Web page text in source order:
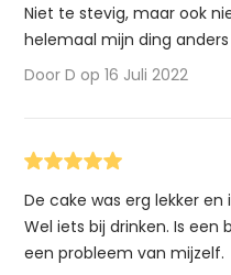
Niet te stevig, maar ook
helemaal mijn ding
Door D op 16 Juli 2022
De cake was erg lekker
Wel iets bij drinken. Is een
een probleem van mijzelf.